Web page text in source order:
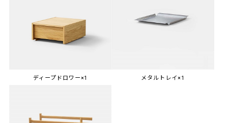
ディープドロワー×1 メタルトレイ×1